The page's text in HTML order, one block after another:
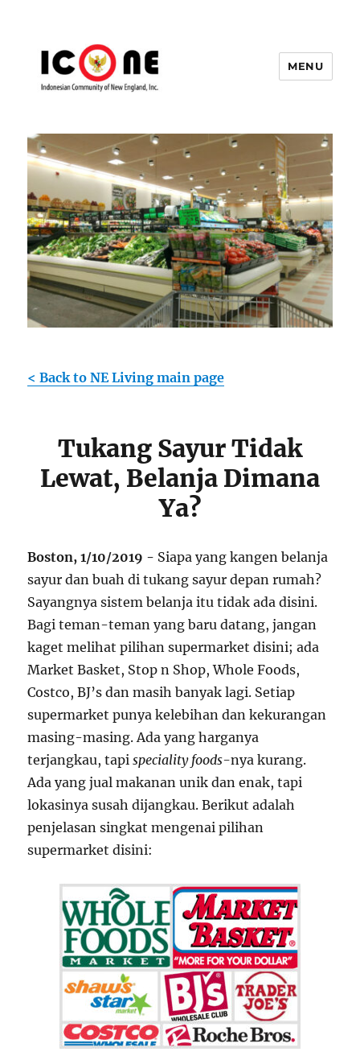
England, Inc.
MENU
< Back to NE Living main page
Tukang Sayur Tidak
Lewat, Belanja Dimana
Ya?
Boston, 1/10/2019 - Siapa yang kangen belanja
sayur dan buah di tukang sayur depan rumah?
Sayangnya sistem belanja itu tidak ada disini.
Bagi teman-teman yang baru datang, jangan
kaget melihat pilihan supermarket disini; ada
Market Basket, Stop n Shop, Whole Foods,
Costco, BJ’s dan masih banyak lagi. Setiap
supermarket punya kelebihan dan kekurangan
masing-masing. Ada yang harganya
terjangkau, tapispeciality foods-nya kurang.
Ada yang jual makanan unik dan enak, tapi
lokasinya susah dijangkau. Berikut adalah
penjelasan singkat mengenai pilihan
supermarket disini: